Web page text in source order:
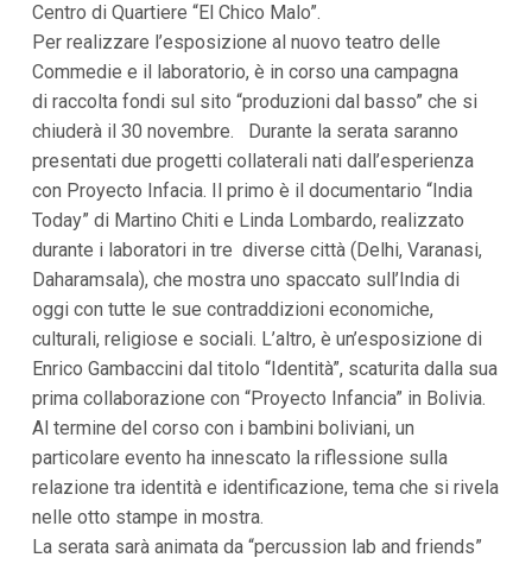
Centro di Quartiere “El Chico Malo”.
Per realizzare l’esposizione al nuovo teatro delle
Commedie e il laboratorio, è in corso una campagna
di raccolta fondi sul sito “produzioni dal basso” che si
chiuderà il 30 novembre. Durante la serata saranno
presentati due progetti collaterali nati dall’esperienza
con Proyecto Infacia. Il primo è il documentario “India
Today” di Martino Chiti e Linda Lombardo, realizzato
durante i laboratori in tre diverse città (Delhi, Varanasi,
Daharamsala), che mostra uno spaccato sull’India di
oggi con tutte le sue contraddizioni economiche,
culturali, religiose e sociali. L’altro, è un’esposizione di
Enrico Gambaccini dal titolo “Identità”, scaturita dalla sua
prima collaborazione con “Proyecto Infancia” in Bolivia.
Al termine del corso con i bambini boliviani, un
particolare evento ha innescato la riflessione sulla
relazione tra identità e identificazione, tema che si rivela
nelle otto stampe in mostra.
La serata sarà animata da “percussion lab and friends”